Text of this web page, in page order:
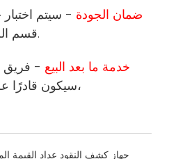
7 ضمان الجودة - سيتم
قسم الجودة قبل مغادرة المصنع.
8 خدمة ما بعد البيع - فريق
سيكون قادرًا على مساعدتك في أسئلتك،